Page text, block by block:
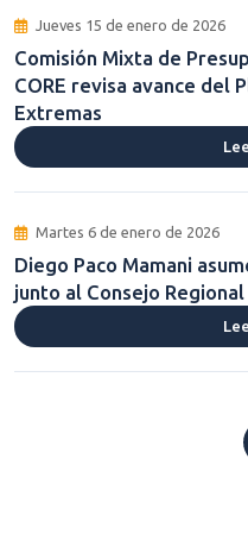
Jueves 15 de enero de 2026
Comisión Mixta de
CORE revisa avance del
Extremas
Martes 6 de enero de 2026
Diego Paco Mamani
junto al Consejo